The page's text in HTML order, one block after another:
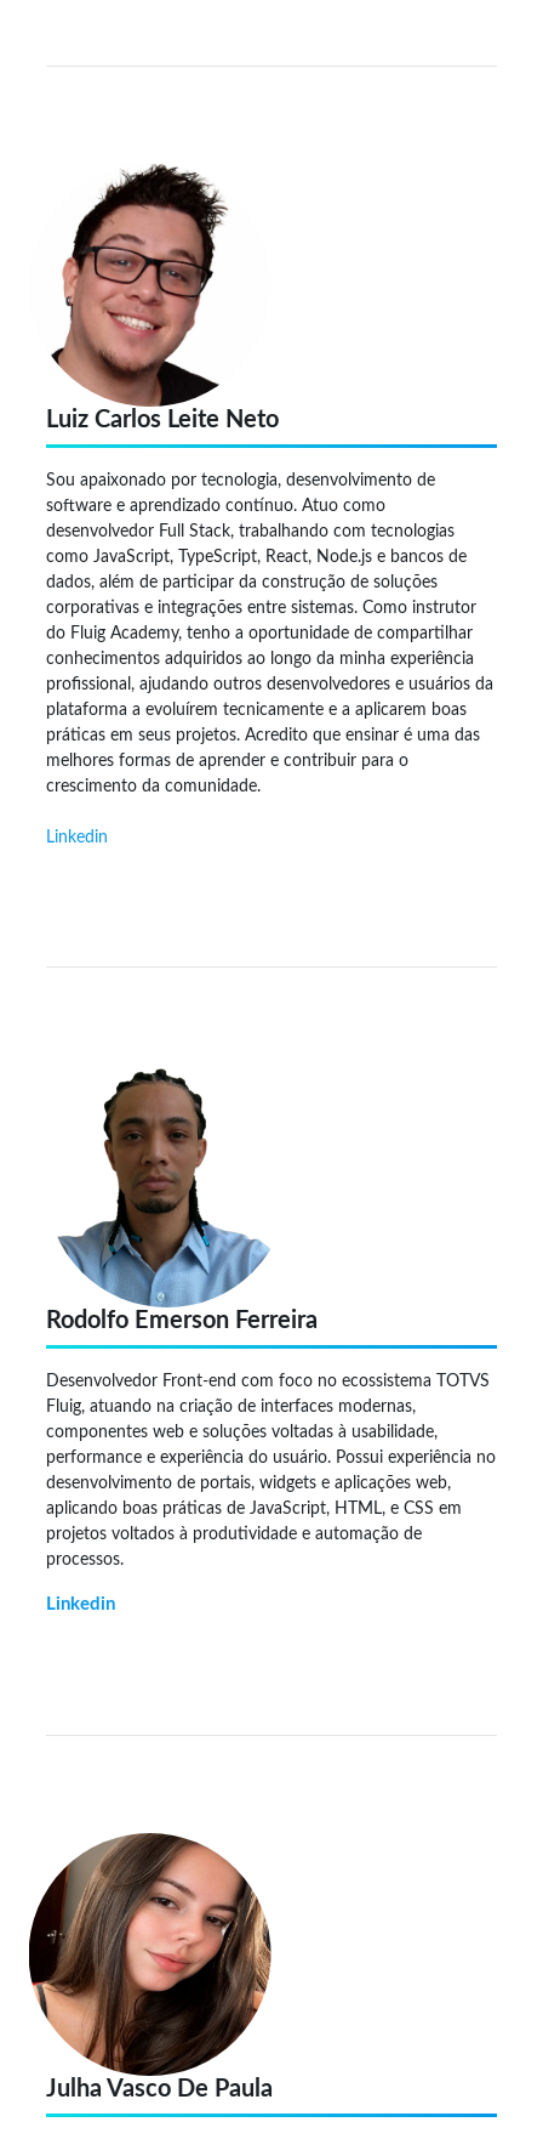
Luiz Carlos Leite Neto
Sou apaixonado por tecnologia, desenvolvimento de
software e aprendizado contínuo. Atuo como
desenvolvedor Full Stack, trabalhando com tecnologias
como JavaScript, TypeScript, React, Node.js e bancos de
dados, além de participar da construção de soluções
corporativas e integrações entre sistemas. Como instrutor
do Fluig Academy, tenho a oportunidade de compartilhar
conhecimentos adquiridos ao longo da minha experiência
profissional, ajudando outros desenvolvedores e usuários da
plataforma a evoluírem tecnicamente e a aplicarem boas
práticas em seus projetos. Acredito que ensinar é uma das
melhores formas de aprender e contribuir para o
crescimento da comunidade.
Linkedin
Rodolfo Emerson Ferreira
Desenvolvedor Front-end com foco no ecossistema TOTVS
Fluig, atuando na criação de interfaces modernas,
componentes web e soluções voltadas à usabilidade,
performance e experiência do usuário. Possui experiência no
desenvolvimento de portais, widgets e aplicações web,
aplicando boas práticas de JavaScript, HTML, e CSS em
projetos voltados à produtividade e automação de
processos.
Linkedin
Julha Vasco De Paula